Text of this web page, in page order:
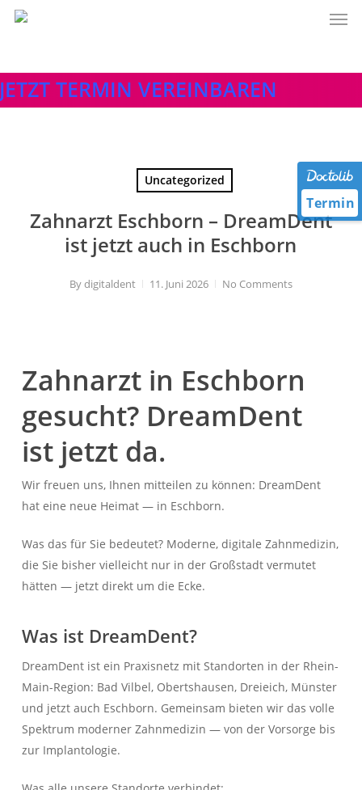
Skip
content
TERMIN VEREINBAREN
Uncategorized
Zahnarzt Eschborn – DreamDent
ist jetzt auch in Eschborn
Bydigitaldent 11. Juni 2026 No Comments
Zahnarzt in Eschborn
gesucht? DreamDent
ist jetzt da.
Wir freuen uns, Ihnen mitteilen zu können: DreamDent
hat eine neue Heimat — in Eschborn.
Was das für Sie bedeutet? Moderne, digitale Zahnmedizin,
die Sie bisher vielleicht nur in der Großstadt vermutet
hätten — jetzt direkt um die Ecke.
Was ist DreamDent?
DreamDent ist ein Praxisnetz mit Standorten in der Rhein-
Main-Region: Bad Vilbel, Obertshausen, Dreieich, Münster
und jetzt auch Eschborn. Gemeinsam bieten wir das volle
Spektrum moderner Zahnmedizin — von der Vorsorge bis
zur Implantologie.
Termin